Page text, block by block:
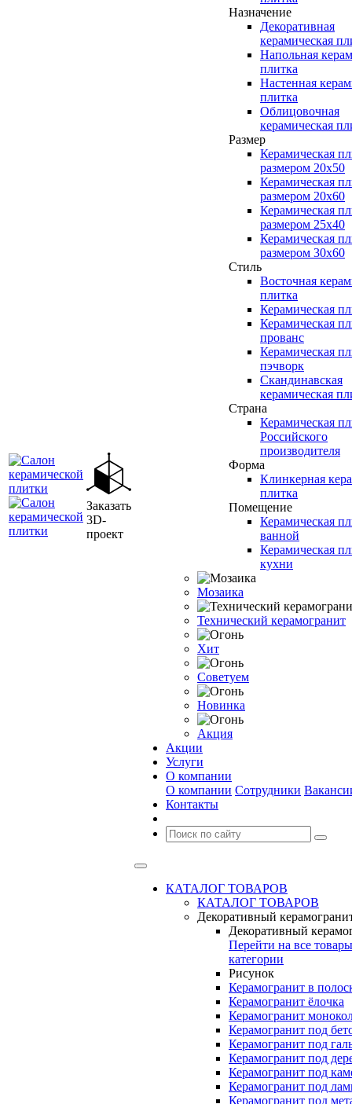
Заказать
3D-
проект
Назначение
Декоративная
керамическая
Напольная
плитка
Настенная
плитка
Облицовочная
керамическая
Размер
Керамическая
размером 20x50
Керамическая
размером 20x60
Керамическая
размером 25x40
Керамическая
размером 30x60
Стиль
Восточная
плитка
Керамическая
Керамическая
прованс
Керамическая
пэчворк
Скандинавская
керамическая
Страна
Керамическая
Российского
производителя
Форма
Клинкерная
плитка
Помещение
Керамическая
ванной
Керамическая
кухни
Мозаика
Технический керамогранит
Хит
Советуем
Новинка
Акция
Акции
Услуги
О компании
О компании Сотрудники
Контакты
КАТАЛОГ ТОВАРОВ
КАТАЛОГ ТОВАРОВ
Декоративный
Декоративный
Перейти на все товары
категории
Рисунок
Керамогранит в
Керамогранит ёлочка
Керамогранит
Керамогранит под
Керамогранит под
Керамогранит под
Керамогранит под
Керамогранит под
Керамогранит под